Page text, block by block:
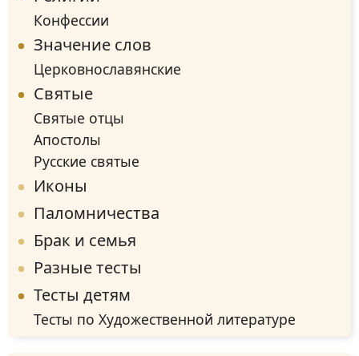
Конфессии
Значение слов
Церковнославянские
Святые
Святые отцы
Апостолы
Русские святые
Иконы
Паломничества
Брак и семья
Разные тесты
Тесты детям
Тесты по Художественной литературе